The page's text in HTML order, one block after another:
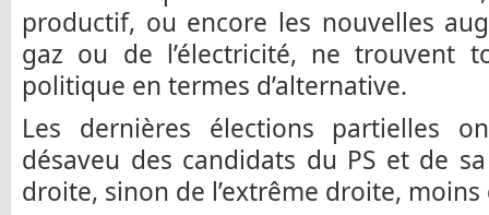
productif, ou encore les nouvelles
gaz ou de l’électricité, ne trouvent
politique en termes d’alternative.
Les dernières élections partielles
désaveu des candidats du PS et de
droite, sinon de l’extrême droite,